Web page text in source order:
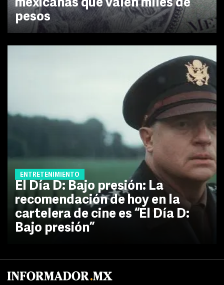
mexicanas que valen miles de
pesos
ENTRETENIMIENTO
El Día D: Bajo presión: La
recomendación de hoy en la
cartelera de cine es “El Día D:
Bajo presión”